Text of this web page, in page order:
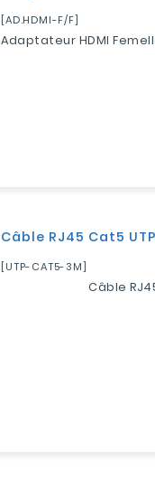
[AD.HDMI-F/F]
Adaptateur HDMI
Câble RJ45 Cat5
[UTP-CAT5-3M]
Câble